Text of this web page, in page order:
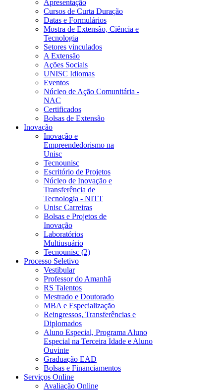
Apresentação
Cursos de Curta Duração
Datas e Formulários
Mostra de Extensão, Ciência e
Tecnologia
Setores vinculados
A Extensão
Ações Sociais
UNISC Idiomas
Eventos
Núcleo de Ação Comunitária -
NAC
Certificados
Bolsas de Extensão
Inovação
Inovação e
Empreendedorismo na
Unisc
Tecnounisc
Escritório de Projetos
Núcleo de Inovação e
Transferência de
Tecnologia - NITT
Unisc Carreiras
Bolsas e Projetos de
Inovação
Laboratórios
Multiusuário
Tecnounisc (2)
Processo Seletivo
Vestibular
Professor do Amanhã
RS Talentos
Mestrado e Doutorado
MBA e Especialização
Reingressos, Transferências e
Diplomados
Aluno Especial, Programa Aluno
Especial na Terceira Idade e Aluno
Ouvinte
Graduação EAD
Bolsas e Financiamentos
Serviços Online
Avaliação Online